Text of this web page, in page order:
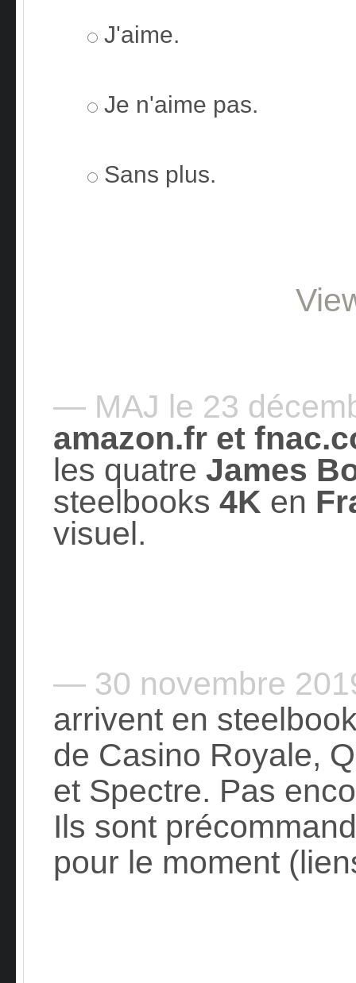
J'aime.
Je n'aime pas.
Sans plus.
— MAJ le 23
amazon.fr et
les quatreJames
steelbooks4K en
visuel.
— 30 novembre
arrivent en
de Casino Royale,
et Spectre. Pas
Ils sont
pour le moment